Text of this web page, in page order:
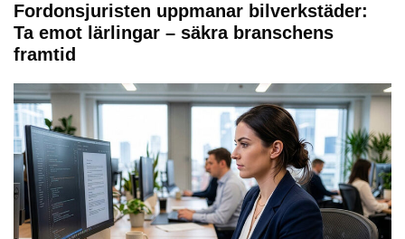
Fordonsjuristen uppmanar bilverkstäder:
Ta emot lärlingar – säkra branschens
framtid